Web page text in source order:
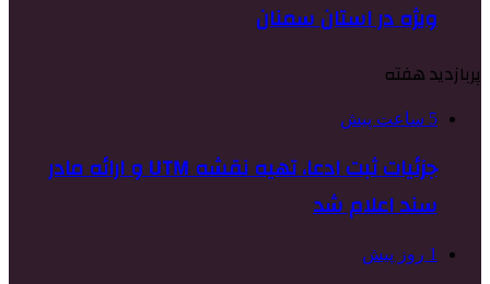
ویژه در استان سمنان
پربازدید هفته
5 ساعت پیش
جزئیات ثبت ادعا، تهیه نقشه UTM و ارائه مادر
سند اعلام شد
1 روز پیش